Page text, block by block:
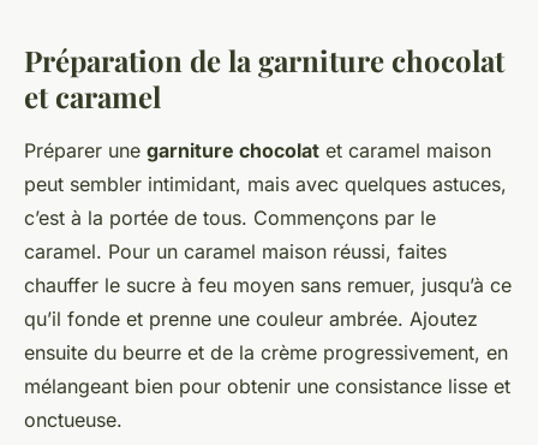
Préparation de la garniture chocolat
et caramel
Préparer une garniture chocolat et caramel maison
peut sembler intimidant, mais avec quelques astuces,
c’est à la portée de tous. Commençons par le
caramel. Pour un caramel maison réussi, faites
chauffer le sucre à feu moyen sans remuer, jusqu’à ce
qu’il fonde et prenne une couleur ambrée. Ajoutez
ensuite du beurre et de la crème progressivement, en
mélangeant bien pour obtenir une consistance lisse et
onctueuse.